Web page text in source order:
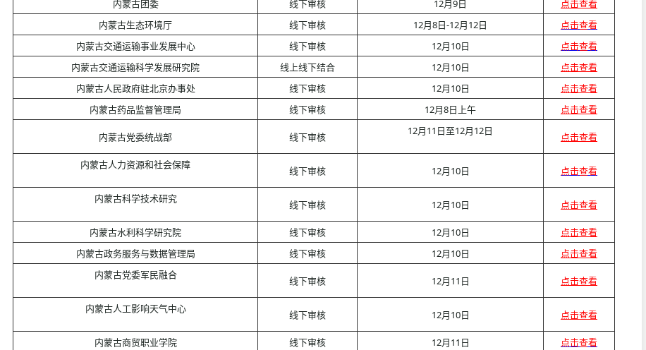
内蒙古团委
线下审核 12月9日
点击查看
内蒙古生态环境厅
线下审核 12月8日-12月12日
点击查看
内蒙古交通运输事业发展中心
线下审核 12月10日
点击查看
内蒙古交通运输科学发展研究院
线上线下结合 12月10日
点击查看
内蒙古人民政府驻北京办事处
线下审核 12月10日
点击查看
内蒙古药品监督管理局
线下审核 12月8日上午 点击查看
内蒙古党委统战部 线下审核 12月11日至12月12日 点击查看
内蒙古人力资源和社会保障 线下审核 12月10日 点击查看
内蒙古科学技术研究 线下审核 12月10日 点击查看
内蒙古水利科学研究院 线下审核 12月10日
点击查看
内蒙古政务服务与数据管理局
线下审核 12月10日
点击查看
内蒙古党委军民融合
线下审核 12月11日 点击查看
内蒙古人工影响天气中心 线下审核 12月10日 点击查看
内蒙古商贸职业学院 线下审核 12月11日
点击查看